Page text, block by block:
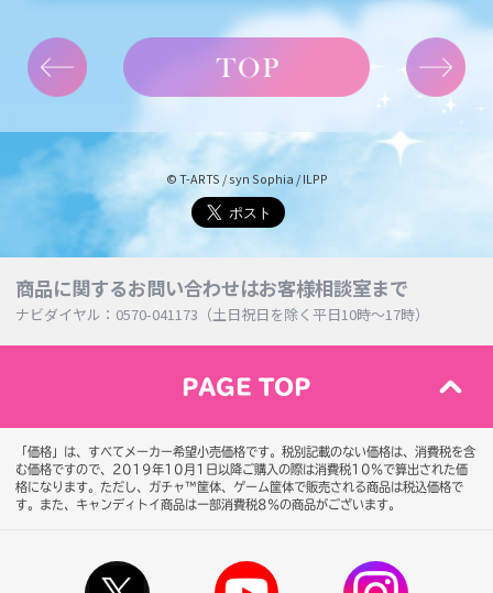
© T-ARTS / syn Sophia / ILPP
商品に関するお問い合わせはお客様相談室まで
ナビダイヤル：0570-041173（土日祝日を除く平日10時～17時）
PAGE TOP
「価格」は、すべてメーカー希望小売価格です。税別記載のない価格は、消費税を含
む価格ですので、2019年10月1日以降ご購入の際は消費税10％で算出された価
格になります。 ただし、ガチャ™筐体、ゲーム筐体で販売される商品は税込価格で
す。また、キャンディトイ商品は一部消費税8％の商品がございます。